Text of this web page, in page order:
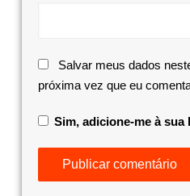
Salvar meus dados
próxima vez que eu
Sim, adicione-me à sua